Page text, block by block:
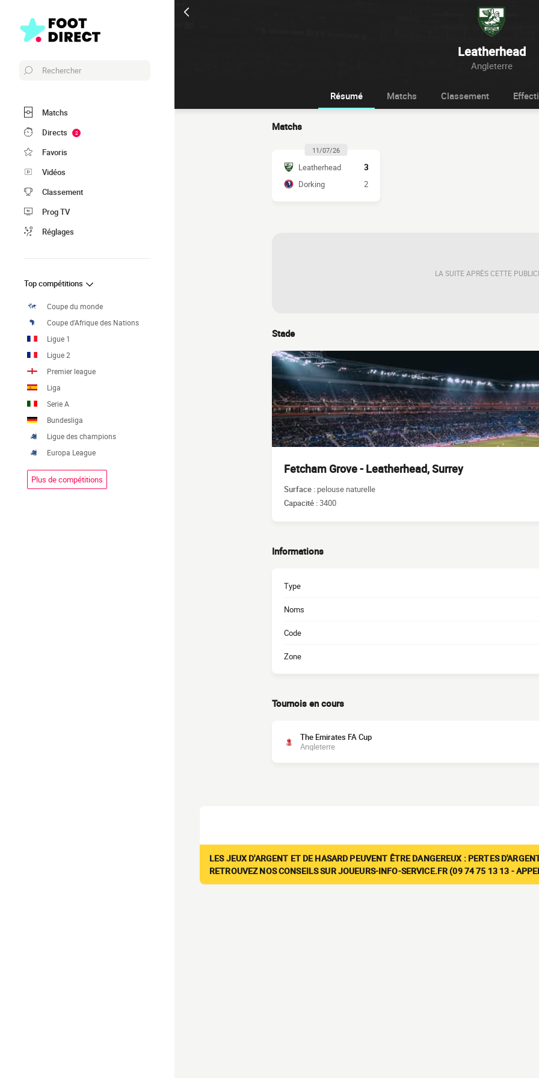
Leatherhead
Angleterre
Rechercher
Matchs
Directs
2
Favoris
Vidéos
Classement
Prog TV
Réglages
Top compétitions
Coupe du monde
Coupe d'Afrique des Nations
Ligue 1
Ligue 2
Premier league
Liga
Serie A
Bundesliga
Ligue des champions
Europa League
Plus de compétitions
Résumé Matchs Classement
Matchs
11/07/26
Leatherhead
3
Dorking
2
LA SUITE APRÈS CETTE
Stade
Fetcham Grove - Leatherhead, Surrey
Surface : pelouse naturelle
Capacité :3400
Informations
Type
Noms
Code
Zone
Tournois en cours
The Emirates FA Cup
Angleterre
LES JEUX D'ARGENT ET DE HASARD PEUVENT ÊTRE DANGEREUX : PERTES
RETROUVEZ NOS CONSEILS SUR JOUEURS-INFO-SERVICE.FR (09 74 75 13 13 -